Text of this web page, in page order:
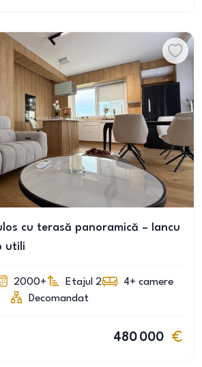
cu terasă panoramică – Iancu
utili
2000+ Etajul 2 4+ camere
Decomandat
480 000